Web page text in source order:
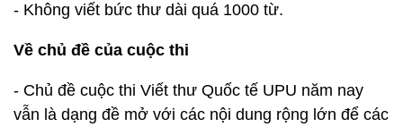
- Không viết bức thư dài quá 1000 từ.
Về chủ đề của cuộc thi
- Chủ đề cuộc thi Viết thư Quốc tế UPU năm nay
vẫn là dạng đề mở với các nội dung rộng lớn để các